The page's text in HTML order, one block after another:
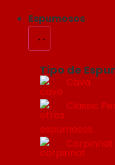
Espumosos
Tipo de
Cava
Classic
Corpinnat